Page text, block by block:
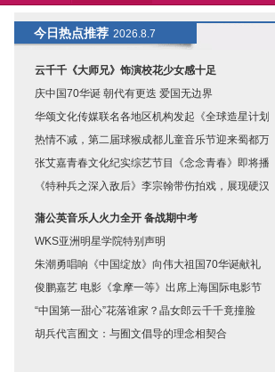
今日热点推荐 2026.8.7
云千千《大师兄》饰演校花少女感十足
庆中国70华诞 朝代有更迭 爱国无边界
华颂文化传媒联名各地区机构发起《全球造星计划》
热情不减，第二届球猴成都儿童音乐节迎来蜀都万达
张艾嘉青春文化纪实综艺节目《念念青春》即将播出
《特种兵之深入敌后》李宗翰带伤拍戏，展现硬汉风
蒲公英音乐人火力全开 备战期中考
WKS亚洲明星学院特别声明
朱潮勇唱响《中国绽放》向伟大祖国70华诞献礼
俊鹏嘉艺 电影《拿摩一等》出席上海国际电影节
“中国第一甜心”花落谁家？晶女郎云千千竟撞脸
胡兵代言囿文：与囿文倡导的理念相契合